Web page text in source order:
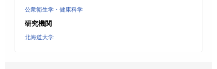
公衆衛生学・健康科学
研究機関
北海道大学